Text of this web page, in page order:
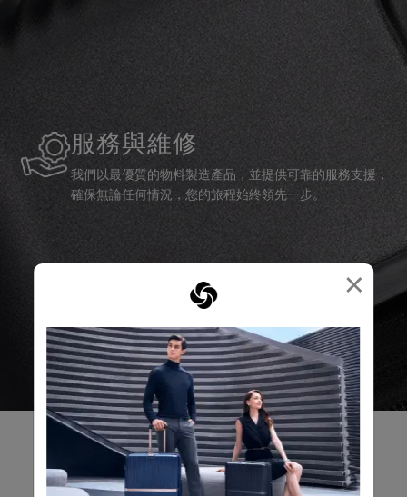
×
服務與維修
我們以最優質的物料製造產品，並提供可靠的服務支援，
確保無論任何情況，您的旅程始終領先一步。